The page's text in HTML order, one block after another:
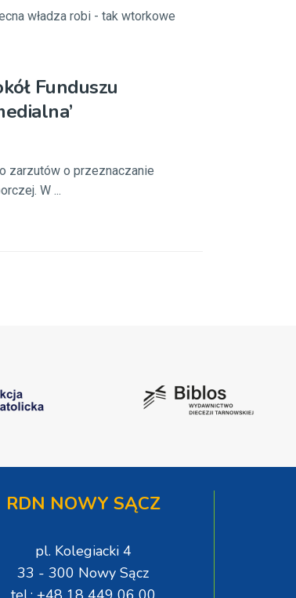
władza robi - tak wtorkowe
Funduszu
zarzutów o przeznaczanie
W ...
RDN NOWY SĄCZ
pl. Kolegiacki 4
33 - 300 Nowy Sącz